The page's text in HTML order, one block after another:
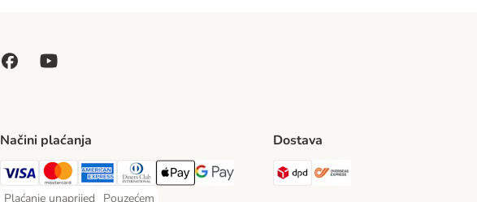
Načini plaćanja
Visa Payment Method
MasterCard Payment Method
American Express Payment Method
Diners Club Payment Method
Payment MethodGoogle pay Payment Method
Plaćanje unaprijed
Pouzećem
Dostava
DPD Shipping Method